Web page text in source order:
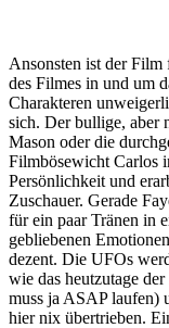
Ansonsten ist der Film
des Filmes in und um
Charakteren
sich. Der bullige, aber
Mason oder die
Filmbösewicht Carlos
Persönlichkeit und
Zuschauer. Gerade
für ein paar Tränen in
gebliebenen
dezent. Die UFOs
wie das heutzutage
muss ja ASAP laufen)
hier nix übertrieben.